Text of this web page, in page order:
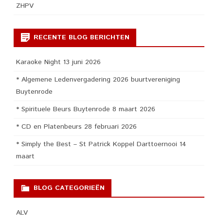
ZHPV
RECENTE BLOG BERICHTEN
Karaoke Night 13 juni 2026
* Algemene Ledenvergadering 2026 buurtvereniging
Buytenrode
* Spirituele Beurs Buytenrode 8 maart 2026
* CD en Platenbeurs 28 februari 2026
* Simply the Best – St Patrick Koppel Darttoernooi 14
maart
BLOG CATEGORIEËN
ALV